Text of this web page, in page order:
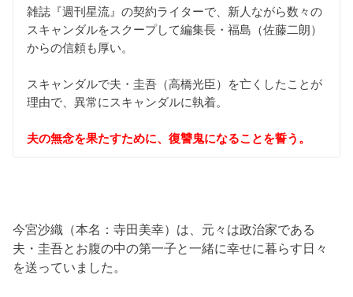
雑誌『週刊星流』の契約ライターで、新人ながら数々の
スキャンダルをスクープして編集長・福島（佐藤二朗）
からの信頼も厚い。
スキャンダルで夫・圭吾（高橋光臣）を亡くしたことが
理由で、異常にスキャンダルに執着。
夫の無念を果たすために、復讐鬼になることを誓う。
今宮沙織（本名：寺田美幸）は、元々は政治家である
夫・圭吾とお腹の中の第一子と一緒に幸せに暮らす日々
を送っていました。